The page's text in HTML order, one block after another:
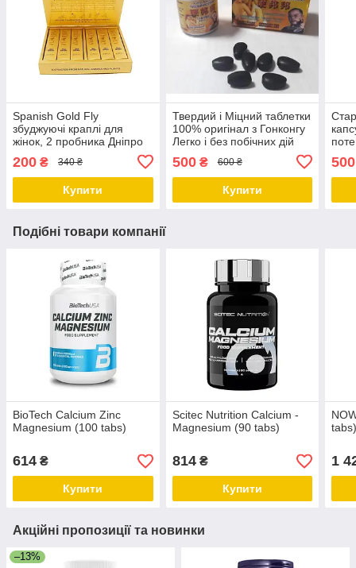
Spanish Gold Fly
збуджуючі краплі для
жінок, 2 пробника Дніпро
200 ₴ 340 ₴
Купити
Твердий і Міцний таблетки
100% оригінал з Гонконгу
Легко і без побічних дій
500₴ 600 ₴
Купити
500
Подібні товари компанії
BioTech Calcium Zinc
Magnesium (100 tabs)
614 ₴
Купити
Scitec Nutrition Calcium -
Magnesium (90 tabs)
814₴
Купити
1
Акційні пропозиції та новинки
–13%